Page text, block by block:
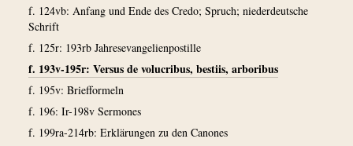
f. 124vb: Anfang und Ende des Credo; Spruch; niederdeutsche
Schrift
f. 125r: 193rb Jahresevangelienpostille
f. 193v-195r: Versus de volucribus, bestiis, arboribus
f. 195v: Briefformeln
f. 196: Ir-198v Sermones
f. 199ra-214rb: Erklärungen zu den Canones